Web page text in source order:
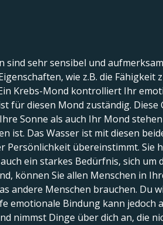
sind sehr sensibel und
wie z.B. die
Krebs-Mond kontrolliert Ihr
für diesen Mond zuständig.
Sonne als auch Ihr Mond
ist. Das Wasser ist mit diesen
Persönlichkeit übereinstimmt.
ein starkes Bedürfnis, sich um
können Sie allen Menschen in
andere Menschen brauchen. Du
emotionale Bindung kann
nimmst Dinge über dich an, die